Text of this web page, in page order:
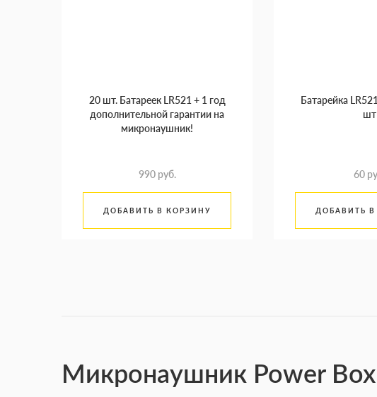
20 шт. Батареек LR521 + 1 год
дополнительной гарантии на
микронаушник!
990 руб.
ДОБАВИТЬ В КОРЗИНУ
Батарейка
шт
60
ДОБАВИТЬ
Микронаушник Power